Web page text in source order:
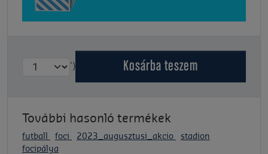
') Kosárba teszem
További hasonló termékek
futball foci 2023_augusztusi_akcio
stadion
focipálya